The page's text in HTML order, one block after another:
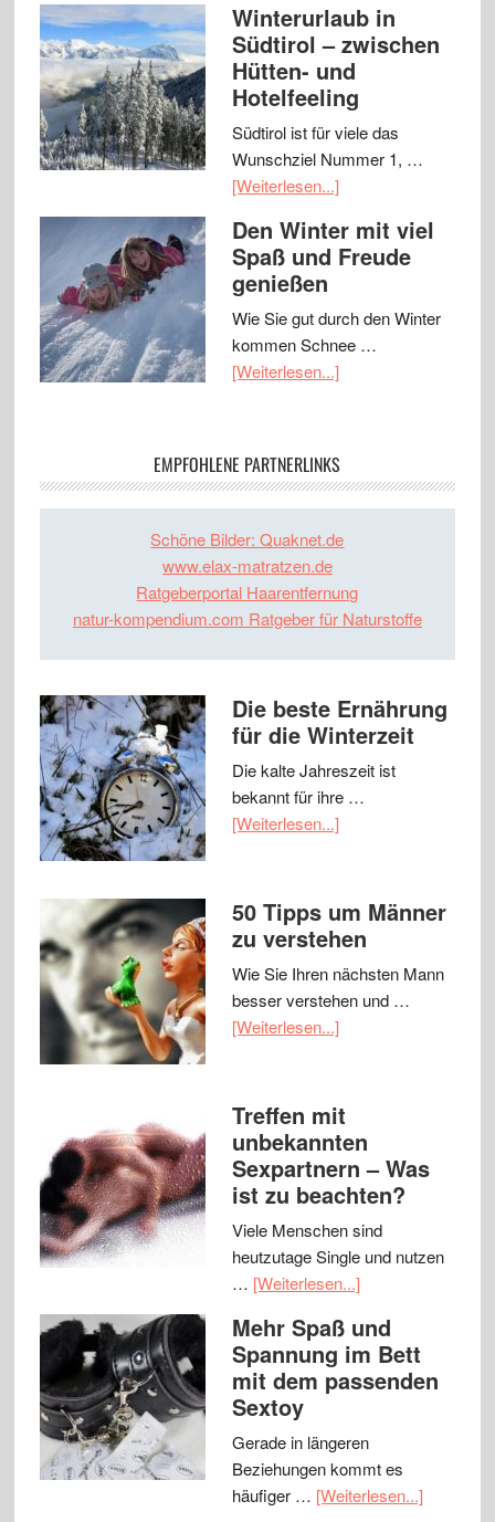
Winterurlaub in
Südtirol – zwischen
Hütten- und
Hotelfeeling
Südtirol ist für viele das
Wunschziel Nummer 1, …
[Weiterlesen...]
Den Winter mit viel
Spaß und Freude
genießen
Wie Sie gut durch den Winter
kommen Schnee …
[Weiterlesen...]
EMPFOHLENE PARTNERLINKS
Schöne Bilder: Quaknet.de
www.elax-matratzen.de
Ratgeberportal Haarentfernung
natur-kompendium.com Ratgeber für Naturstoffe
Die beste Ernährung
für die Winterzeit
Die kalte Jahreszeit ist
bekannt für ihre …
[Weiterlesen...]
50 Tipps um Männer
zu verstehen
Wie Sie Ihren nächsten Mann
besser verstehen und …
[Weiterlesen...]
Treffen mit
unbekannten
Sexpartnern – Was
ist zu beachten?
Viele Menschen sind
heutzutage Single und nutzen
… [Weiterlesen...]
Mehr Spaß und
Spannung im Bett
mit dem passenden
Sextoy
Gerade in längeren
Beziehungen kommt es
häufiger … [Weiterlesen...]